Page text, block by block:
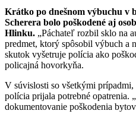
Krátko po dnešnom výbuchu v
Scherera bolo poškodené aj
Hlinku. „Páchateľ rozbil sklo na
predmet, ktorý spôsobil výbuch a
skutok vyšetruje polícia ako
policajná hovorkyňa.
V súvislosti so všetkými
polícia prijala potrebné opatrenia.
dokumentovanie poškodenia